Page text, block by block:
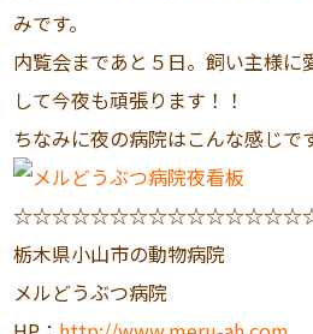
みです。
内覧会まであと５日。飼い主様に
して今夜も頑張ります！！
ちなみに夜の病院はこんな感じで
栃木県小山市の動物病院
メルどうぶつ病院